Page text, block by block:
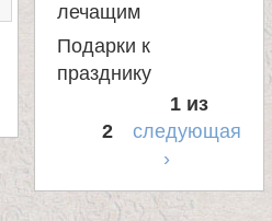
лечащим
Подарки к
празднику
1 из
2
следующая
›